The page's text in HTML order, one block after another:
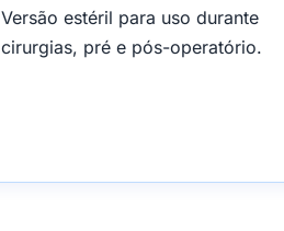
Versão estéril para uso durante
cirurgias, pré e pós-operatório.